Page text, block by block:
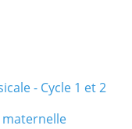
- Cycle 1 et 2
maternelle